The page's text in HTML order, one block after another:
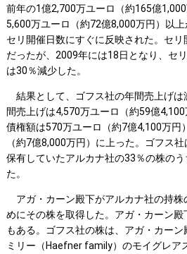
前年の1億2,700万ユーロ（約165億
5,600万ユーロ（約72億8,000万円）以
セリ開催日数にすぐに反映された。セ
だったが、2009年には18日となり、セ
は30％減少した。
結果として、ゴフス社の年間売上げは
間売上げは4,570万ユーロ（約59億
債権額は570万ユーロ（約7億4,100万円
（約7億8,000万円）に上った。ゴフス
保有していたアルカナ社の33％の株の
た。
アガ・カーン殿下がアルカナ社の持株
めにその株を取得した。アガ・カーン
もある。ゴフス社の株は、アガ・カー
ミリー（Haefner family）のモイグレア